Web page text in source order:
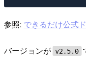
参照: できるだけ公式
バージョンが v2.5.0